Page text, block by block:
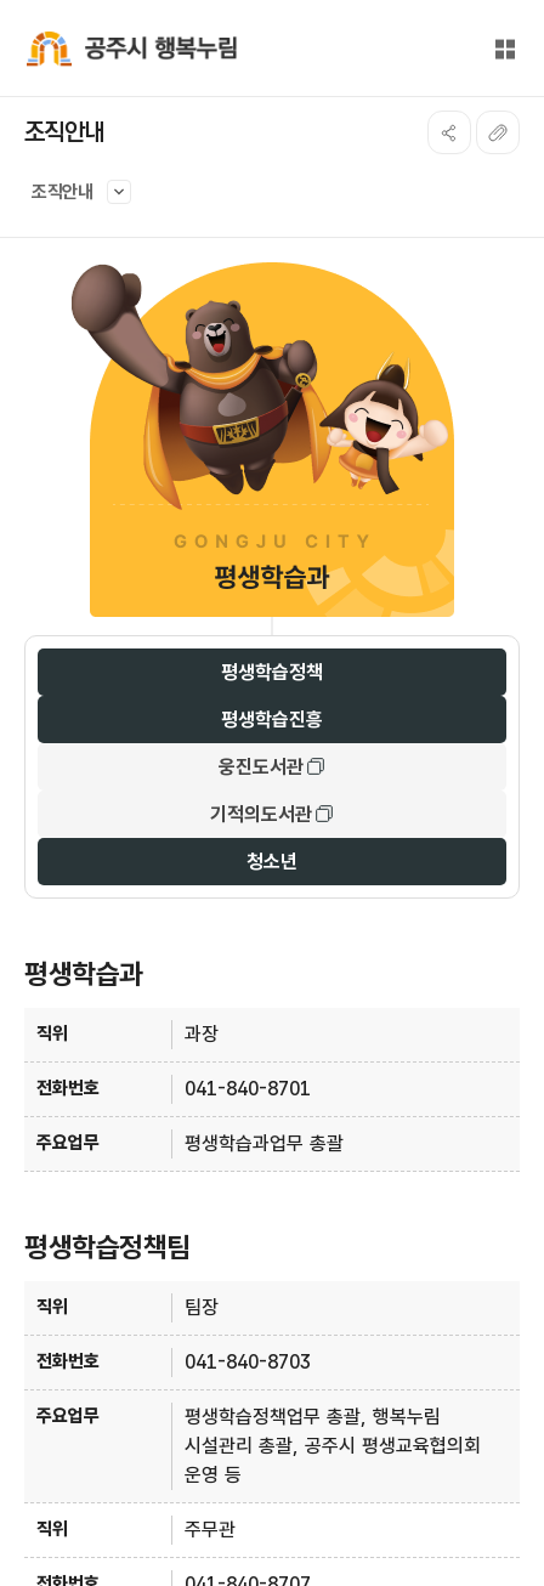
전체
조직안내
조직안내
평생학습정책
평생학습진흥
웅진도서관
기적의도서관
청소년
평생학습과
과장
041-840-8701
평생학습과업무 총괄
평생학습정책팀
팀장
041-840-8703
평생학습정책업무 총괄, 행복누림
시설관리 총괄, 공주시 평생교육협의회
운영 등
주무관